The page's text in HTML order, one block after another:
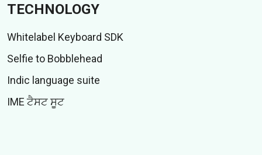
TECHNOLOGY
Whitelabel Keyboard SDK
Selfie to Bobblehead
Indic language suite
IME ਟੈਸਟ ਸੂਟ